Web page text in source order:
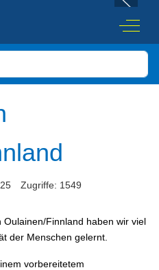
Off-
Zugriffe: 1549
Finnland haben wir viel
der Menschen gelernt.
vorbereitetem